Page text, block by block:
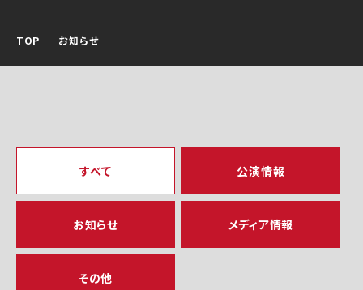
TOP お知らせ
すべて 公演情報
お知らせ メディア情報
その他